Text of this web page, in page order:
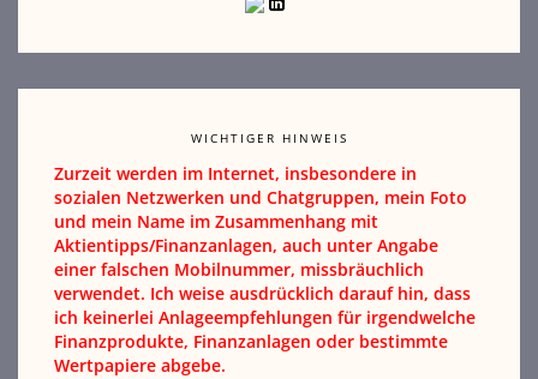
WICHTIGER HINWEIS
Zurzeit werden im Internet, insbesondere in
sozialen Netzwerken und Chatgruppen, mein Foto
und mein Name im Zusammenhang mit
Aktientipps/Finanzanlagen, auch unter Angabe
einer falschen Mobilnummer, missbräuchlich
verwendet. Ich weise ausdrücklich darauf hin, dass
ich keinerlei Anlageempfehlungen für irgendwelche
Finanzprodukte, Finanzanlagen oder bestimmte
Wertpapiere abgebe.